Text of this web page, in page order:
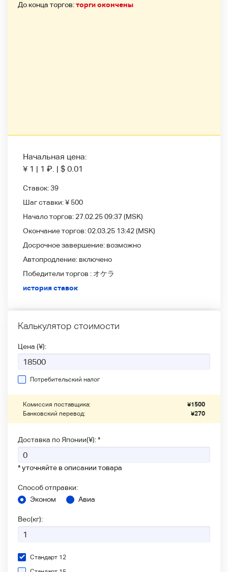
До конца торгов:торги окончены
Начальная цена:
¥ 1 | 1 ₽. | $ 0.01
Ставок:39
Шаг ставки:¥ 500
Начало торгов: 27.02.25 09:37(MSK)
Окончание торгов:02.03.25 13:42(MSK)
Досрочное завершение: возможно
Автопродление: включено
Победители
торгов : オケラ
история ставок
Калькулятор стоимости
Цена (¥):
Потребительский налог
Комиссия поставщика: ¥1500
Банковский перевод:
¥270
Доставка по Японии(¥): *
* уточняйте в описании товара
Способ отправки:
Эконом
Авиа
Вес(кг):
Стандарт 12